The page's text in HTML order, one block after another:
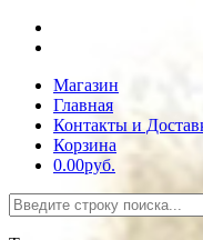
Магазин
Главная
Контакты и
Корзина
0.00руб.